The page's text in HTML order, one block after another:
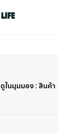
ดูในมุมมอง :สินค้า